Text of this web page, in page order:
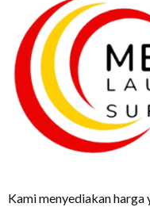
Kami menyediakan